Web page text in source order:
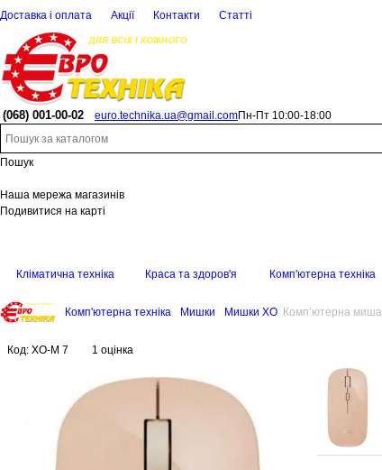
Доставка і оплата Акції Контакти Статті
(068) 001-00-02 euro.technika.ua@gmail.comПн-Пт 10:00-18:00
Пошук
Наша мережа магазинів
Подивитися на карті
Кліматична техніка Краса та здоров'я Комп'ютерна техніка
Комп'ютерна техніка Мишки Мишки XO Комп’ютерна
Код: XO-M 7 1 оцінка